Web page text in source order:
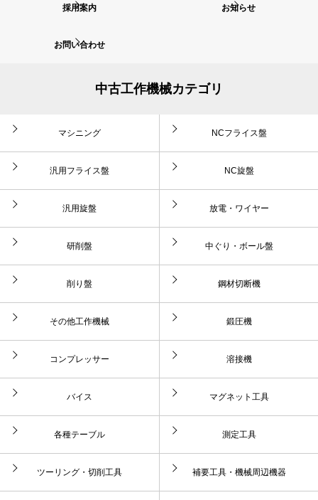
採用案内 お知らせ
お問い合わせ
中古工作機械カテゴリ
マシニング NCフライス盤
汎用フライス盤 NC旋盤
汎用旋盤 放電・ワイヤー
研削盤 中ぐり・ボール盤
削り盤 鋼材切断機
その他工作機械 鍛圧機
コンプレッサー 溶接機
バイス マグネット工具
各種テーブル 測定工具
ツーリング・切削工具 補要工具・機械周辺機器